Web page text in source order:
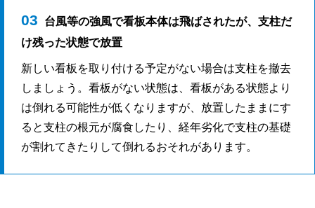
03
台風等の強風で看板本体は飛ばされたが、支柱だ
け残った状態で放置
新しい看板を取り付ける予定がない場合は支柱を撤去
しましょう。看板がない状態は、看板がある状態より
は倒れる可能性が低くなりますが、放置したままにす
ると支柱の根元が腐食したり、経年劣化で支柱の基礎
が割れてきたりして倒れるおそれがあります。